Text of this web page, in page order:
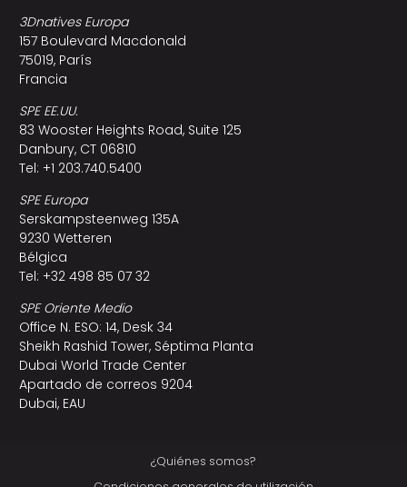
3Dnatives Europa
157 Boulevard Macdonald
75019, París
Francia
SPE EE.UU.
83 Wooster Heights Road, Suite 125
Danbury, CT 06810
Tel: +1 203.740.5400
SPE Europa
Serskampsteenweg 135A
9230 Wetteren
Bélgica
Tel: +32 498 85 07 32
SPE Oriente Medio
Office N. ESO: 14, Desk 34
Sheikh Rashid Tower, Séptima Planta
Dubai World Trade Center
Apartado de correos 9204
Dubai, EAU
¿Quiénes somos?